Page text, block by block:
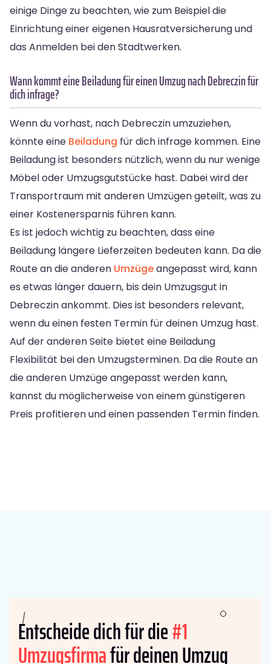
einige Dinge zu beachten, wie zum Beispiel die
Einrichtung einer eigenen Hausratversicherung und
das Anmelden bei den Stadtwerken.
Wann kommt eine Beiladung für einen Umzug nach Debreczin für
dich infrage?
Wenn du vorhast, nach Debreczin umzuziehen,
könnte eine Beiladung für dich infrage kommen. Eine
Beiladung ist besonders nützlich, wenn du nur wenige
Möbel oder Umzugsgutstücke hast. Dabei wird der
Transportraum mit anderen Umzügen geteilt, was zu
einer Kostenersparnis führen kann.
Es ist jedoch wichtig zu beachten, dass eine
Beiladung längere Lieferzeiten bedeuten kann. Da die
Route an die anderen Umzügeangepasst wird, kann
es etwas länger dauern, bis dein Umzugsgut in
Debreczin ankommt. Dies ist besonders relevant,
wenn du einen festen Termin für deinen Umzug hast.
Auf der anderen Seite bietet eine Beiladung
Flexibilität bei den Umzugsterminen. Da die Route an
die anderen Umzüge angepasst werden kann,
kannst du möglicherweise von einem günstigeren
Preis profitieren und einen passenden Termin finden.
Entscheide dich für die#1
Umzugsfirmafür deinen Umzug